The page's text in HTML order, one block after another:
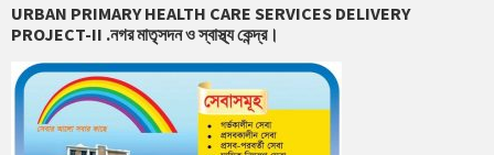
URBAN PRIMARY HEALTH CARE SERVICES DELIVERY
PROJECT-II .নগর মাতৃসদন ও স্বাস্থ্য কেন্দ্র।